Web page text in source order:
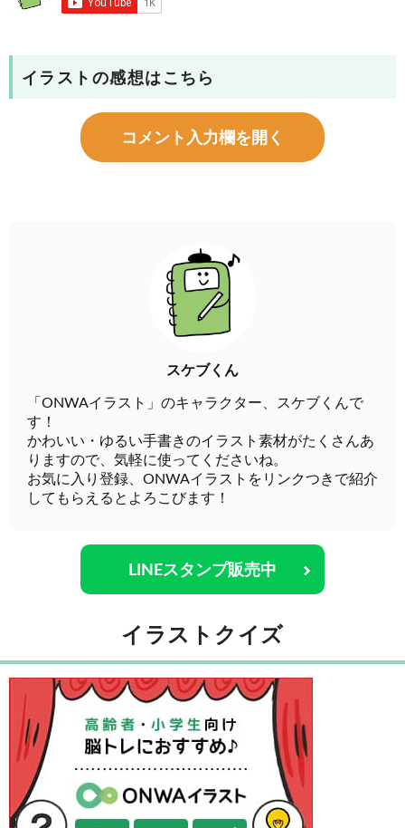
イラストの感想はこちら
コメント入力欄を開く
スケブくん
「ONWAイラスト」のキャラクター、スケブくんで
す！
かわいい・ゆるい手書きのイラスト素材がたくさんあ
りますので、気軽に使ってくださいね。
お気に入り登録、ONWAイラストをリンクつきで紹介
してもらえるとよろこびます！
LINEスタンプ販売中
イラストクイズ